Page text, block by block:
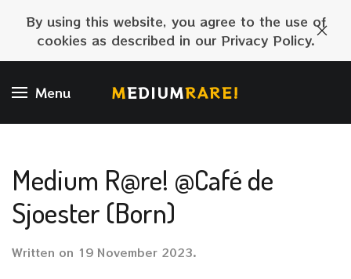
By using this website, you agree to the use of
cookies as described in our Privacy Policy.
Menu MEDIUMRARE!
Medium R@re! @Café de
Sjoester (Born)
Written on 19 November 2023.